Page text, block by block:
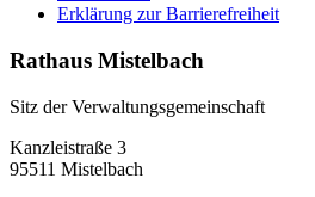
Erklärung zur Barrierefreiheit
Rathaus Mistelbach
Sitz der Verwaltungsgemeinschaft
Kanzleistraße 3
95511 Mistelbach